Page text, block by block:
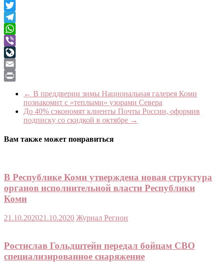
Facebook
Twitter
Telegram
WhatsApp
Viber
LiveJournal
Email
← В преддверии зимы Национальная галерея Коми
познакомит с «теплыми» узорами Севера
До 40% сэкономят клиенты Почты России, оформив
подписку со скидкой в октябре →
Вам также может понравиться
В Республике Коми утверждена новая структура
органов исполнительной власти Республики
Коми
21.10.202021.10.2020 Журнал Регион
Ростислав Гольдштейн передал бойцам СВО
специализированное снаряжение